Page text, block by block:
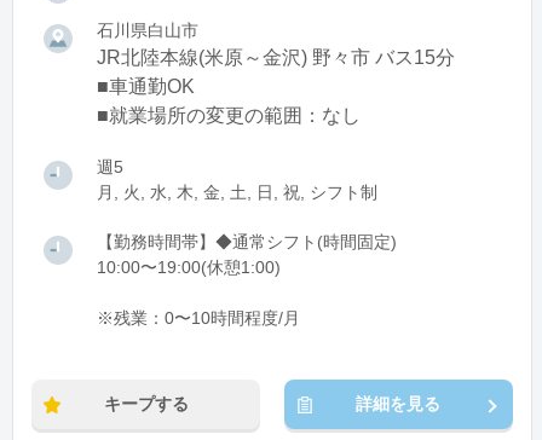
石川県白山市
JR北陸本線(米原～金沢) 野々市 バス15分
■車通勤OK
■就業場所の変更の範囲：なし
週5
月, 火, 水, 木, 金, 土, 日, 祝, シフト制
【勤務時間帯】◆通常シフト(時間固定)
10:00〜19:00(休憩1:00)
※残業：0〜10時間程度/月
キープする 詳細を見る